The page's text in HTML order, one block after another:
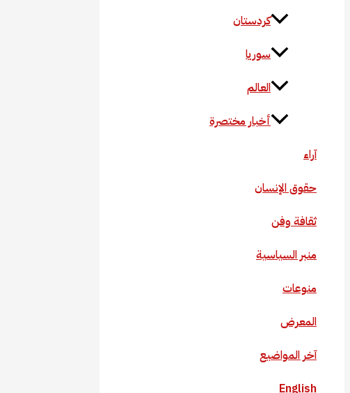
كردستان
سوريا
العالم
أخبار مختصرة
آراء
حقوق الإنسان
ثقافة وفن
منبر السياسية
منوعات
المعرض
آخر المواضيع
English